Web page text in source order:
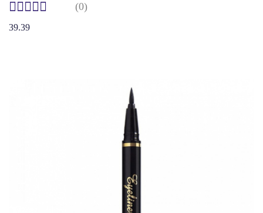
(0)
39.39